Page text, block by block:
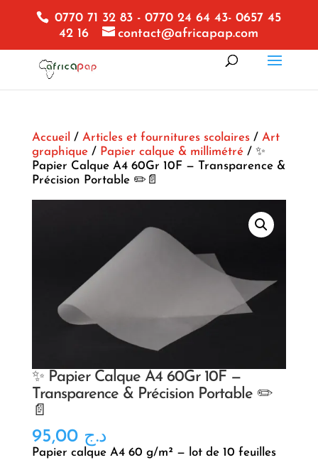
0770 71 32 83 - 0770 24 64 43- 0657 45
42 16
contact@africapap.com
Accueil / Articles et fournitures scolaires/ Art
graphique/ Papier calque & millimétré/ ✨
Papier Calque A4 60Gr 10F — Transparence &
Précision Portable ✏️📄
✨ Papier Calque A4 60Gr 10F —
Transparence & Précision Portable ✏️
📄
د.ج 95,00
Papier calque A4 60 g/m² — lot de 10 feuilles